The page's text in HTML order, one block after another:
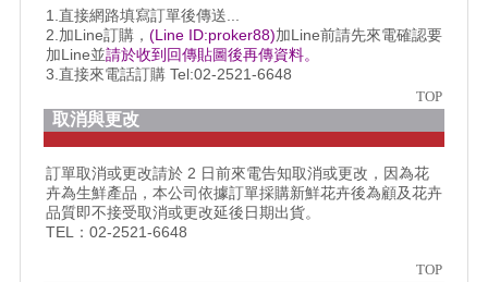
1.直接網路填寫訂單後傳送...
2.加Line訂購， (Line ID:proker88)加Line前請先來電確認要
加Line並請於收到回傳貼圖後再傳資料。
3.直接來電話訂購 Tel:02-2521-6648
TOP
取消與更改
訂單取消或更改請於 2 日前來電告知取消或更改，因為花
卉為生鮮產品，本公司依據訂單採購新鮮花卉後為顧及花卉
品質即不接受取消或更改延後日期出貨。
TEL：02-2521-6648
TOP